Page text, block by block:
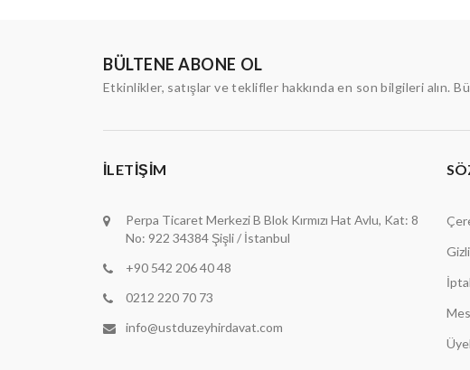
BÜLTENE ABONE OL
Etkinlikler, satışlar ve teklifler hakkında en son bilgileri alın.
İLETIŞIM
Perpa Ticaret Merkezi B Blok Kırmızı Hat Avlu, Kat: 8
No: 922 34384 Şişli / İstanbul
+90 542 206 40 48
0212 220 70 73
info@ustduzeyhirdavat.com